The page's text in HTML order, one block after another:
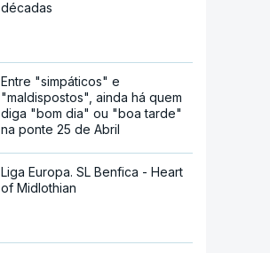
décadas
Entre "simpáticos" e
"maldispostos", ainda há quem
diga "bom dia" ou "boa tarde"
na ponte 25 de Abril
Liga Europa. SL Benfica - Heart
of Midlothian